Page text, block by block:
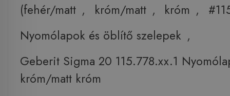
(fehér/matt , króm/matt , króm ,
Nyomólapok és öblítő szelepek ,
Geberit Sigma 20 115.778.xx.1
króm/matt króm